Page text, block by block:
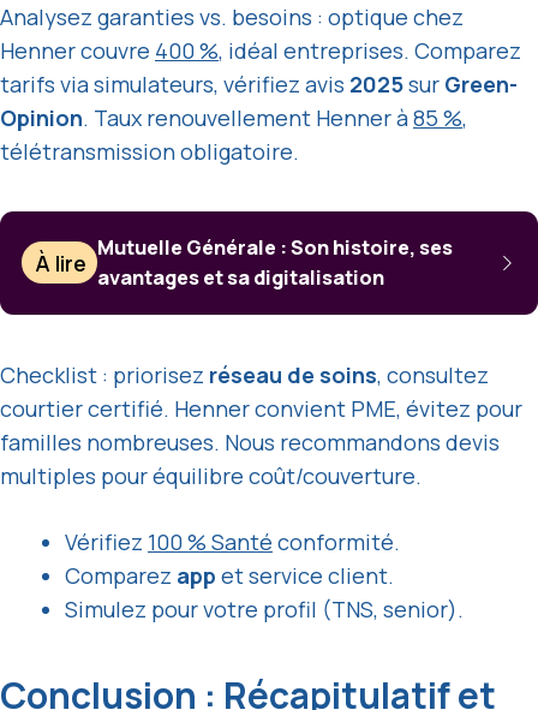
Analysez garanties vs. besoins : optique chez
Henner couvre 400 %, idéal entreprises. Comparez
tarifs via simulateurs, vérifiez avis 2025sur Green-
Opinion. Taux renouvellement Henner à85 %,
télétransmission obligatoire.
À lire
Mutuelle Générale : Son histoire, ses
avantages et sa digitalisation
Checklist : priorisez réseau de soins, consultez
courtier certifié. Henner convient PME, évitez pour
familles nombreuses. Nous recommandons devis
multiples pour équilibre coût/couverture.
Vérifiez 100 % Santé conformité.
Comparez app et service client.
Simulez pour votre profil (TNS, senior).
Conclusion : Récapitulatif et